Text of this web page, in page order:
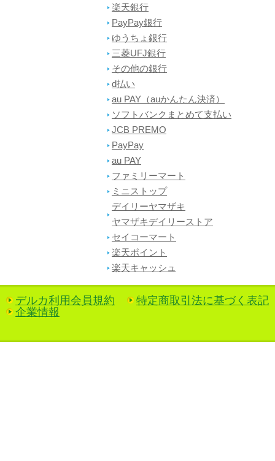
楽天銀行
PayPay銀行
ゆうちょ銀行
三菱UFJ銀行
その他の銀行
d払い
au PAY（auかんたん決済）
ソフトバンクまとめて支払い
JCB PREMO
PayPay
au PAY
ファミリーマート
ミニストップ
デイリーヤマザキ
ヤマザキデイリーストア
セイコーマート
楽天ポイント
楽天キャッシュ
デルカ利用会員規約
特定商取引法に基づく表記
企業情報